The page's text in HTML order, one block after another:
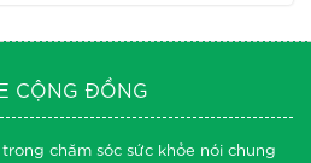
CỘNG ĐỒNG
chăm sóc sức khỏe nói chung